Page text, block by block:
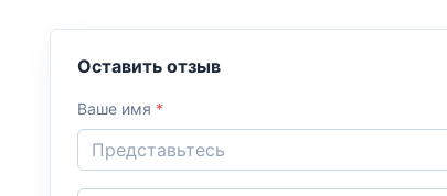
Оставить отзыв
Ваше имя *